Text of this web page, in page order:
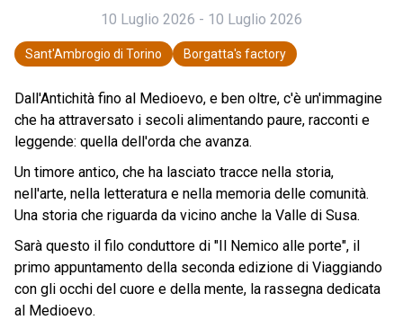
10 Luglio 2026 - 10 Luglio 2026
Sant'Ambrogio di Torino Borgatta's factory
Dall'Antichità fino al Medioevo, e ben oltre, c'è un'immagine
che ha attraversato i secoli alimentando paure, racconti e
leggende: quella dell'orda che avanza.
Un timore antico, che ha lasciato tracce nella storia,
nell'arte, nella letteratura e nella memoria delle comunità.
Una storia che riguarda da vicino anche la Valle di Susa.
Sarà questo il filo conduttore di "Il Nemico alle porte", il
primo appuntamento della seconda edizione di Viaggiando
con gli occhi del cuore e della mente, la rassegna dedicata
al Medioevo.